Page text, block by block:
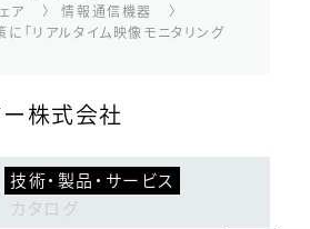
ビス
会員登録
ア
情報通信機器
「リアルタイム映像モニタリング
ー株式会社
技術・製品・サービス
カタログ